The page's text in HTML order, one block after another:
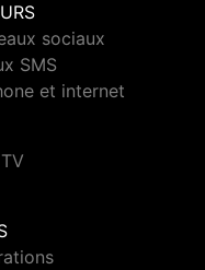
sociaux
SMS
et internet